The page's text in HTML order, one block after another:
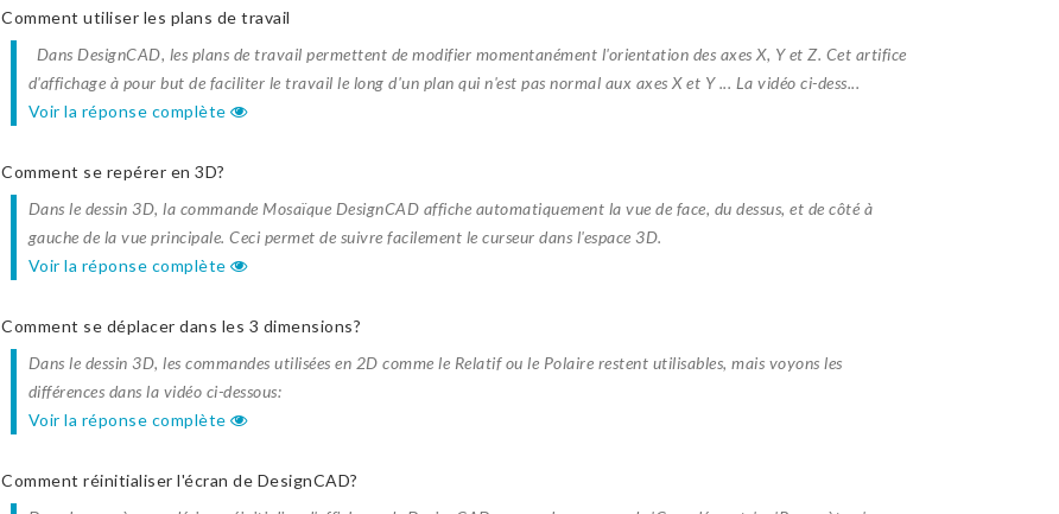
Comment utiliser les plans de travail
Dans DesignCAD, les plans de travail permettent de modifier momentanément l'orientation des axes X, Y et Z. Cet artifice
d'affichage à pour but de faciliter le travail le long d'un plan qui n'est pas normal aux axes X et Y ... La vidéo ci-dess...
Voir la réponse complète
Comment se repérer en 3D?
Dans le dessin 3D, la commande Mosaïque DesignCAD affiche automatiquement la vue de face, du dessus, et de côté à
gauche de la vue principale. Ceci permet de suivre facilement le curseur dans l'espace 3D.
Voir la réponse complète
Comment se déplacer dans les 3 dimensions?
Dans le dessin 3D, les commandes utilisées en 2D comme le Relatif ou le Polaire restent utilisables, mais voyons les
différences dans la vidéo ci-dessous:
Voir la réponse complète
Comment réinitialiser l'écran de DesignCAD?